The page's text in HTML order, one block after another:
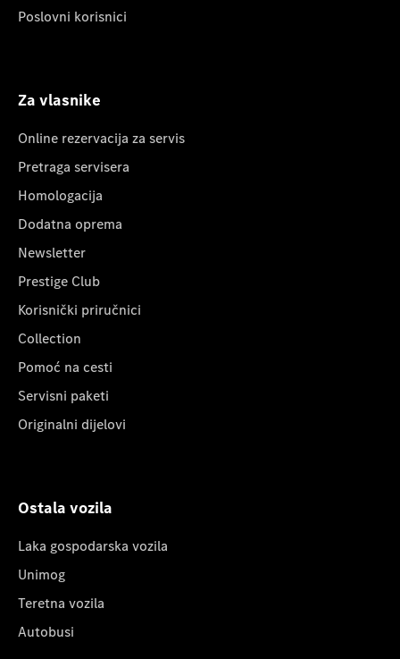
Poslovni korisnici
Za vlasnike
Online rezervacija za servis
Pretraga servisera
Homologacija
Dodatna oprema
Newsletter
Prestige Club
Korisnički priručnici
Collection
Pomoć na cesti
Servisni paketi
Originalni dijelovi
Ostala vozila
Laka gospodarska vozila
Unimog
Teretna vozila
Autobusi